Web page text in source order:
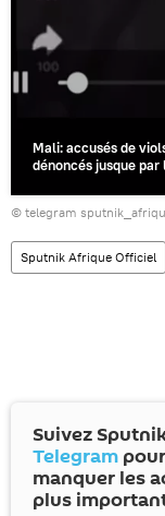
Mali: accusés de
dénoncés jusque
© telegram
Sputnik Afrique Officiel
Suivez
Telegram
manquer les
plus